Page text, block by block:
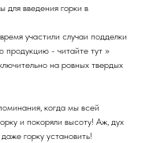
для введения горки в
участили случаи подделки
- читайте тут >>
на ровных твердых
когда мы всей
и покоряли высоту! Аж, дух
горку установить!